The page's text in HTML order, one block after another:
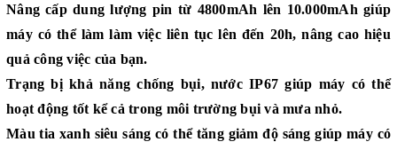
Nâng cấp dung lượng pin từ 4800mAh lên 10.000mAh giúp
máy có thể làm làm việc liên tục lên đến 20h, nâng cao hiệu
quả công việc của bạn.
Trạng bị khả năng chống bụi, nước IP67 giúp máy có thể
hoạt động tốt kể cả trong môi trường bụi và mưa nhỏ.
Màu tia xanh siêu sáng có thể tăng giảm độ sáng giúp máy có